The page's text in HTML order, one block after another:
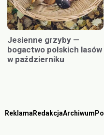
Jesienne grzyby —
bogactwo polskich lasów
w październiku
Reklama RedakcjaArchiwum